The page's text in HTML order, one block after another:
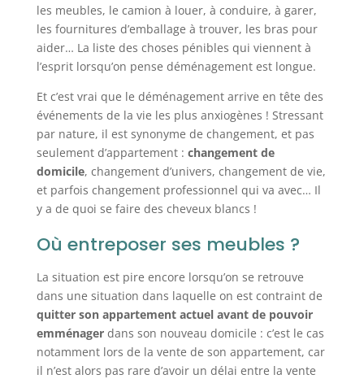
les meubles, le camion à louer, à conduire, à garer,
les fournitures d’emballage à trouver, les bras pour
aider… La liste des choses pénibles qui viennent à
l’esprit lorsqu’on pense déménagement est longue.
Et c’est vrai que le déménagement arrive en tête des
événements de la vie les plus anxiogènes ! Stressant
par nature, il est synonyme de changement, et pas
seulement d’appartement : changement de
domicile, changement d’univers, changement de vie,
et parfois changement professionnel qui va avec… Il
y a de quoi se faire des cheveux blancs !
Où entreposer ses meubles ?
La situation est pire encore lorsqu’on se retrouve
dans une situation dans laquelle on est contraint de
quitter son appartement actuel avant de pouvoir
emménagerdans son nouveau domicile : c’est le cas
notamment lors de la vente de son appartement, car
il n’est alors pas rare d’avoir un délai entre la vente